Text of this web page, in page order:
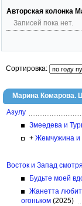
Авторская колонка
Записей пока нет.
Сортировка:
Марина Комарова.
Азулу
Змеедева и
+ Жемчужина и
Восток и Запад
Будьте моей
Жанетта любит
огоньком (2025)